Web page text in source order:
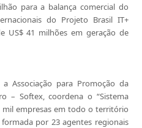
para a balança comercial do
do Projeto Brasil IT+
US$ 41 milhões em geração de
Associação para Promoção da
– Softex, coordena o “Sistema
mil empresas em todo o território
por 23 agentes regionais